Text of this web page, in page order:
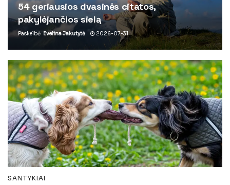
54 geriausios dvasinės citatos,
pakylėjančios sielą
Paskelbė Evelina Jakutytė 2026-07-31
SANTYKIAI